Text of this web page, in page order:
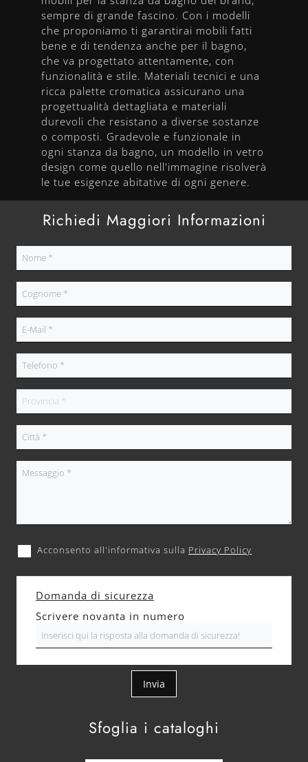
sempre di grande fascino. Con i modelli
che proponiamo ti garantirai mobili fatti
bene e di tendenza anche per il bagno,
che va progettato attentamente, con
funzionalità e stile. Materiali tecnici e una
ricca palette cromatica assicurano una
progettualità dettagliata e materiali
durevoli che resistano a diverse sostanze
o composti. Gradevole e funzionale in
ogni stanza da bagno, un modello in vetro
design come quello nell'immagine risolverà
le tue esigenze abitative di ogni genere.
Sfoglia i cataloghi
Richiedi Maggiori Informazioni
Acconsento all'informativa sulla Privacy Policy
Domanda di sicurezza
Scrivere novanta in numero
Invia